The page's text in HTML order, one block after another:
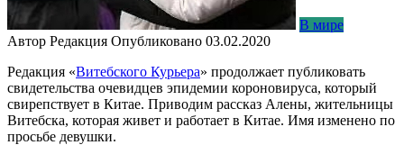
В мире
Автор Редакция Опубликовано 03.02.2020
Редакция «Витебского Курьера» продолжает публиковать
свидетельства очевидцев эпидемии короновируса, который
свирепствует в Китае. Приводим рассказ Алены, жительницы
Витебска, которая живет и работает в Китае. Имя изменено по
просьбе девушки.